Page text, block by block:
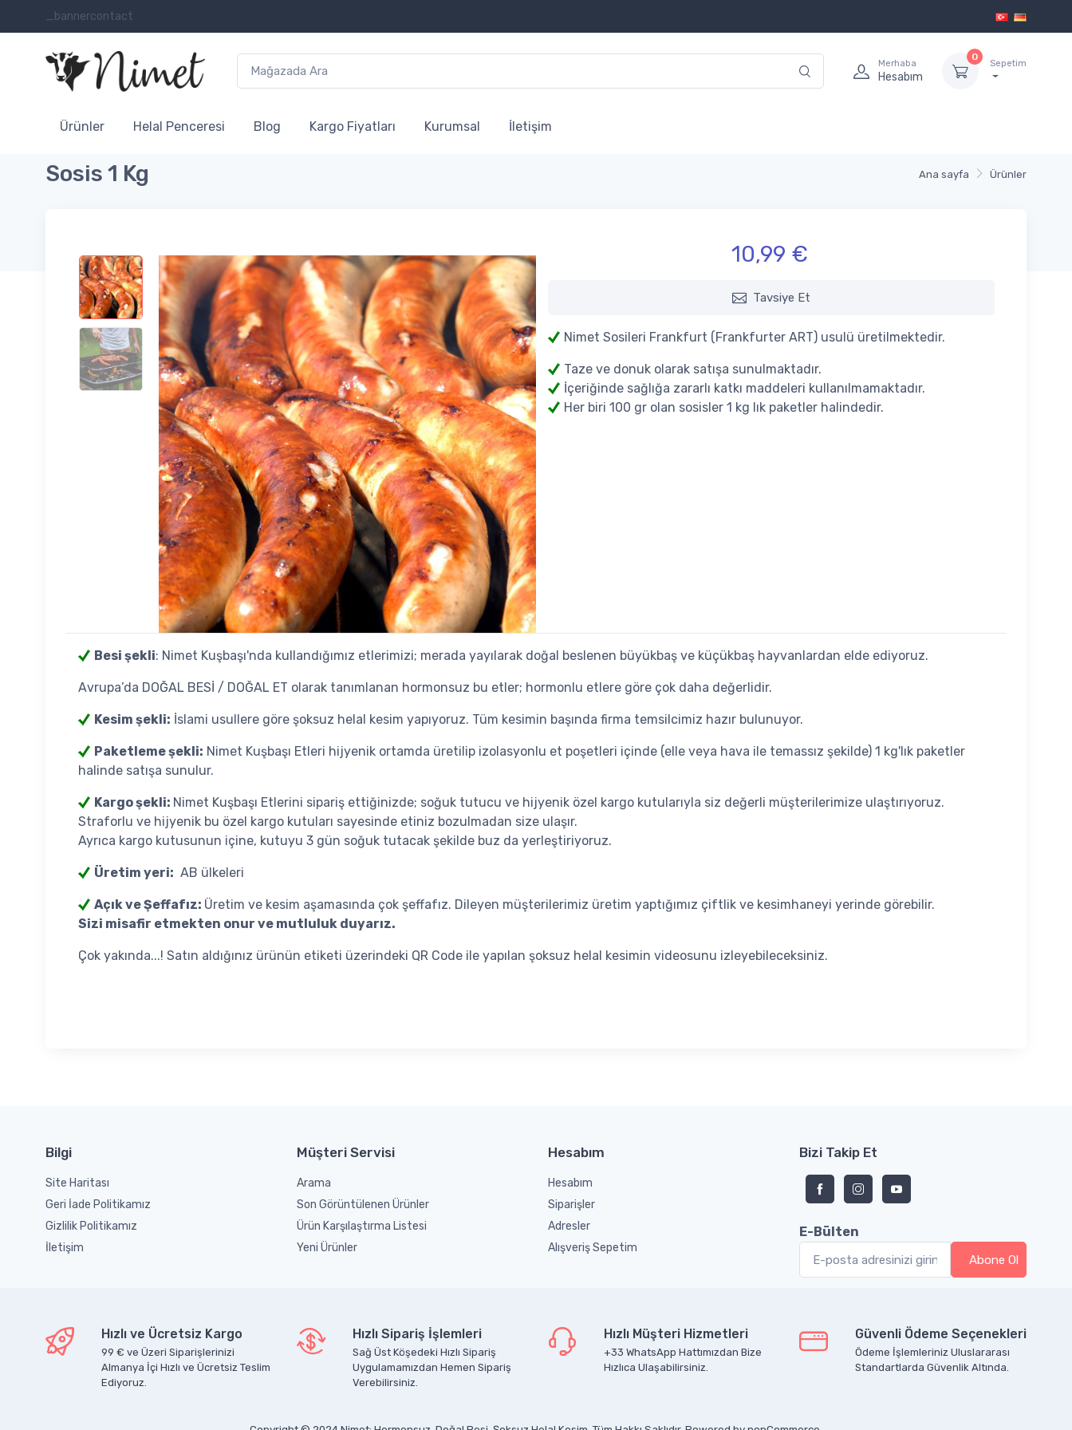
_bannercontact
Merhaba
Hesabım
0
Sepetim
Ürünler Helal Penceresi Blog Kargo Fiyatları Kurumsal İletişim
Ana sayfa Ürünler
Sosis 1 Kg
10,99 €
Tavsiye Et
Nimet Sosileri Frankfurt (Frankfurter ART) usulü üretilmektedir.
Taze ve donuk olarak satışa sunulmaktadır.
İçeriğinde sağlığa zararlı katkı maddeleri kullanılmamaktadır.
Her biri 100 gr olan sosisler 1 kg lık paketler halindedir.
Besi şekli: Nimet Kuşbaşı'nda kullandığımız etlerimizi; merada yayılarak doğal beslenen büyükbaş ve küçükbaş hayvanlardan elde ediyoruz.
Avrupa’da DOĞAL BESİ / DOĞAL ET olarak tanımlanan hormonsuz bu etler; hormonlu etlere göre çok daha değerlidir.
Kesim şekli: İslami usullere göre şoksuz helal kesim yapıyoruz. Tüm kesimin başında firma temsilcimiz hazır bulunuyor.
Paketleme şekli: Nimet Kuşbaşı Etleri hijyenik ortamda üretilip izolasyonlu et poşetleri içinde (elle veya hava ile temassız şekilde) 1 kg'lık paketler
halinde satışa sunulur.
Kargo şekli: Nimet Kuşbaşı Etlerini sipariş ettiğinizde; soğuk tutucu ve hijyenik özel kargo kutularıyla siz değerli müşterilerimize ulaştırıyoruz.
Straforlu ve hijyenik bu özel kargo kutuları sayesinde etiniz bozulmadan size ulaşır.
Ayrıca kargo kutusunun içine, kutuyu 3 gün soğuk tutacak şekilde buz da yerleştiriyoruz.
Üretim yeri: AB ülkeleri
Açık ve Şeffafız: Üretim ve kesim aşamasında çok şeffafız. Dileyen müşterilerimiz üretim yaptığımız çiftlik ve kesimhaneyi yerinde görebilir.
Sizi misafir etmekten onur ve mutluluk duyarız.
Çok yakında...! Satın aldığınız ürünün etiketi üzerindeki QR Code ile yapılan şoksuz helal kesimin videosunu izleyebileceksiniz.
Bilgi
Site Haritası
Geri İade Politikamız
Gizlilik Politikamız
İletişim
Müşteri Servisi
Arama
Son Görüntülenen Ürünler
Ürün Karşılaştırma Listesi
Yeni Ürünler
Hesabım
Hesabım
Siparişler
Adresler
Alışveriş Sepetim
Bizi Takip Et
E-Bülten
Hızlı ve Ücretsiz Kargo
99 € ve Üzeri Siparişlerinizi
Almanya İçi Hızlı ve Ücretsiz Teslim
Ediyoruz.
Hızlı Sipariş İşlemleri
Sağ Üst Köşedeki Hızlı Sipariş
Uygulamamızdan Hemen Sipariş
Verebilirsiniz.
Hızlı Müşteri Hizmetleri
+33 WhatsApp Hattımızdan Bize
Hızlıca Ulaşabilirsiniz.
Güvenli Ödeme Seçenekleri
Ödeme İşlemleriniz Uluslararası
Standartlarda Güvenlik Altında.